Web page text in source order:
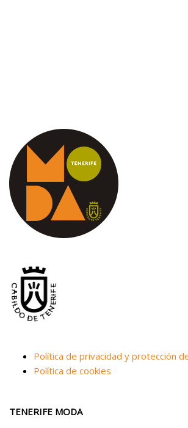
Política de privacidad y protección
Política de cookies
TENERIFE MODA